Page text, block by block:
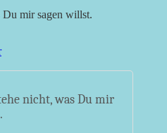
Du mir sagen willst.
nicht, was Du mir